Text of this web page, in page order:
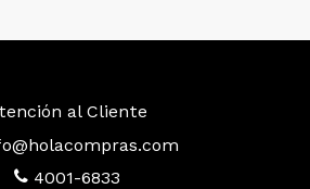
al Cliente
4001-6833